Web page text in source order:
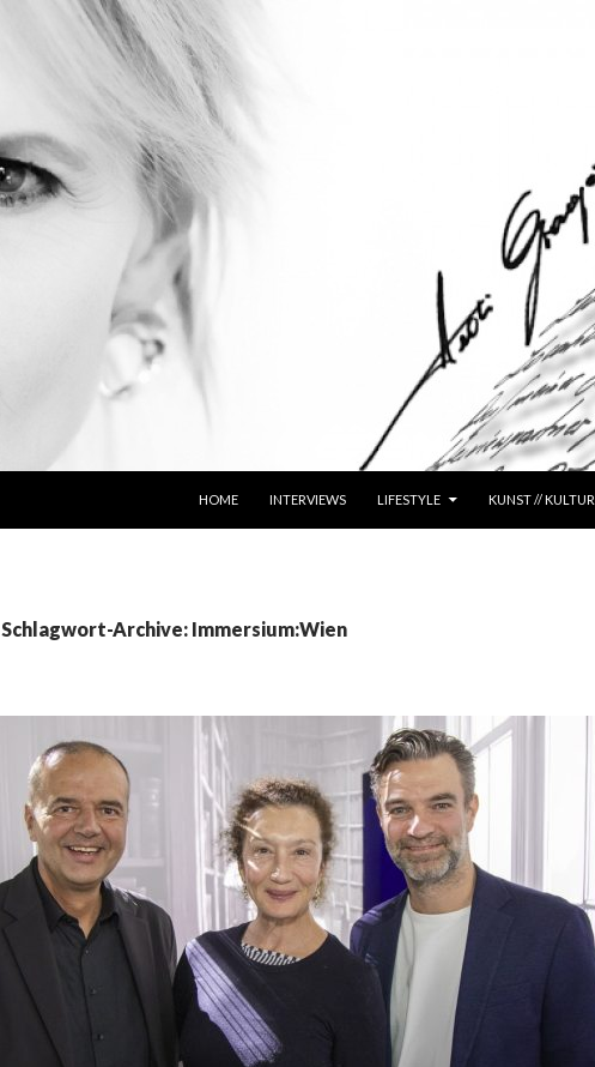
HOME
INTERVIEWS LIFESTYLE KUNST // KULTUR
Schlagwort-Archive: Immersium:Wien